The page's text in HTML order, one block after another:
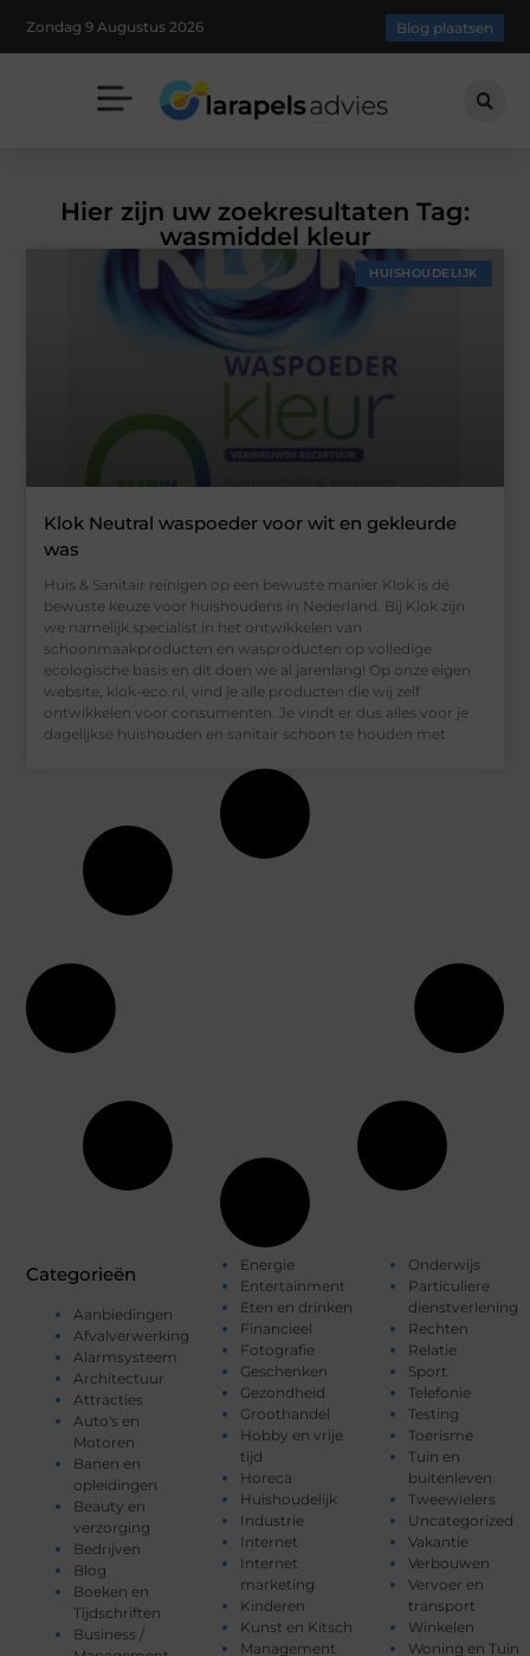
Zondag 9 Augustus 2026 Blog plaatsen
Hier zijn uw zoekresultaten Tag:
wasmiddel kleur
HUISHOUDELIJK
Klok Neutral waspoeder voor wit en gekleurde
was
Huis & Sanitair reinigen op een bewuste manier Klok is dé
bewuste keuze voor huishoudens in Nederland. Bij Klok zijn
we namelijk specialist in het ontwikkelen van
schoonmaakproducten en wasproducten op volledige
ecologische basis en dit doen we al jarenlang! Op onze eigen
website, klok-eco.nl, vind je alle producten die wij zelf
ontwikkelen voor consumenten. Je vindt er dus alles voor je
dagelijkse huishouden en sanitair schoon te houden met
Categorieën
Aanbiedingen
Afvalverwerking
Alarmsysteem
Architectuur
Attracties
Auto's en
Motoren
Banen en
opleidingen
Beauty en
verzorging
Bedrijven
Blog
Boeken en
Tijdschriften
Business /
Energie
Entertainment
Eten en drinken
Financieel
Fotografie
Geschenken
Gezondheid
Groothandel
Hobby en vrije
tijd
Horeca
Huishoudelijk
Industrie
Internet
Internet
marketing
Kinderen
Kunst en Kitsch
Management
Onderwijs
Particuliere
dienstverlening
Rechten
Relatie
Sport
Telefonie
Testing
Toerisme
Tuin en
buitenleven
Tweewielers
Uncategorized
Vakantie
Verbouwen
Vervoer en
transport
Winkelen
Woning en Tuin